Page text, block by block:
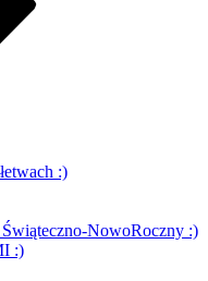
:)
NowoRoczny :)
:)